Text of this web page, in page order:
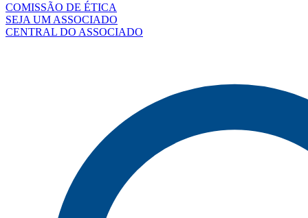
COMISSÃO DE ÉTICA
SEJA UM ASSOCIADO
CENTRAL DO ASSOCIADO